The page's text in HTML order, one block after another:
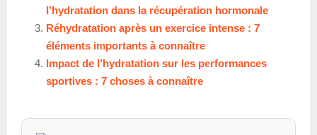
l’hydratation dans la récupération hormonale
Réhydratation après un exercice intense : 7
éléments importants à connaître
Impact de l’hydratation sur les performances
sportives : 7 choses à connaître